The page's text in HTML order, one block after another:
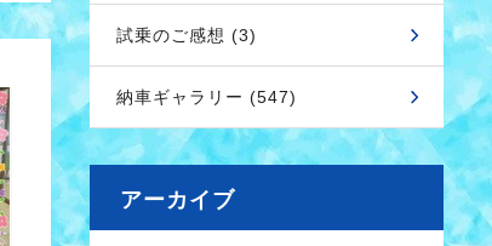
試乗のご感想 (3)
納車ギャラリー (547)
アーカイブ